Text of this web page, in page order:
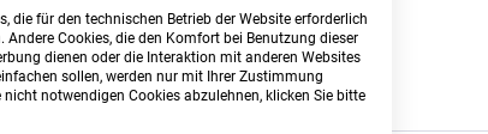
die für den technischen Betrieb der Website erforderlich
Andere Cookies, die den Komfort bei Benutzung dieser
dienen oder die Interaktion mit anderen Websites
sollen, werden nur mit Ihrer Zustimmung
notwendigen Cookies abzulehnen, klicken Sie bitte